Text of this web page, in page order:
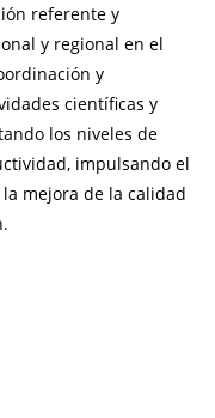
referente y
y regional en el
y
científicas y
los niveles de
impulsando el
mejora de la calidad